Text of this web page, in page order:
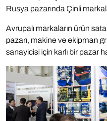
Rusya pazarında Çinli
Avrupalı markaların ürün
pazarı, makine ve ekipman
sanayicisi için karlı bir pazar